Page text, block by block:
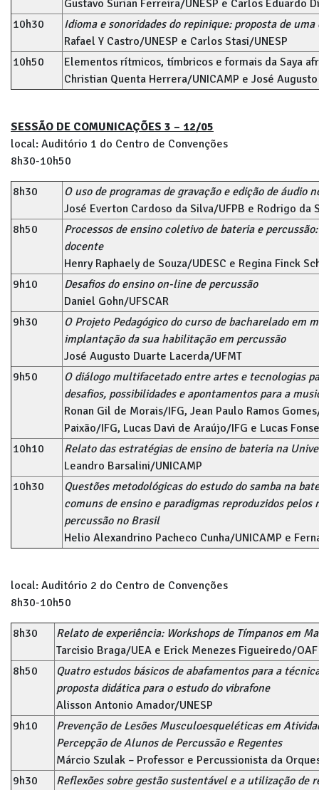
Gustavo Surian Ferreira/UNESP e Carlos Eduardo
10h30
Idioma e sonoridades do repinique: proposta de
Rafael Y Castro/UNESP e Carlos Stasi/UNESP
10h50
Elementos rítmicos, tímbricos e formais da Saya
Christian Quenta Herrera/UNICAMP e José
SESSÃO DE COMUNICAÇÕES 3 – 12/05
local: Auditório 1 do Centro de Convenções
8h30-10h50
8h30
O uso de programas de gravação e edição de áudio
José Everton Cardoso da Silva/UFPB e Rodrigo da
8h50
Processos de ensino coletivo de bateria e
docente
Henry Raphaely de Souza/UDESC e Regina Finck
9h10
Desafios do ensino on-line de percussão
Daniel Gohn/UFSCAR
9h30
O Projeto Pedagógico do curso de bacharelado em
implantação da sua habilitação em percussão
José Augusto Duarte Lacerda/UFMT
9h50
O diálogo multifacetado entre artes e tecnologias
desafios, possibilidades e apontamentos para a
Ronan Gil de Morais/IFG, Jean Paulo Ramos
Paixão/IFG, Lucas Davi de Araújo/IFG e Lucas
10h10
Relato das estratégias de ensino de bateria na
Leandro Barsalini/UNICAMP
10h30
Questões metodológicas do estudo do samba na
comuns de ensino e paradigmas reproduzidos pelos
percussão no Brasil
Helio Alexandrino Pacheco Cunha/UNICAMP e
local: Auditório 2 do Centro de Convenções
8h30-10h50
8h30
Relato de experiência: Workshops de Tímpanos em
Tarcisio Braga/UEA e Erick Menezes Figueiredo/OAF
8h50
Quatro estudos básicos de abafamentos para a
proposta didática para o estudo do vibrafone
Alisson Antonio Amador/UNESP
9h10
Prevenção de Lesões Musculoesqueléticas em
Percepção de Alunos de Percussão e Regentes
Márcio Szulak – Professor e Percussionista da
9h30
Reflexões sobre gestão sustentável e a utilização de